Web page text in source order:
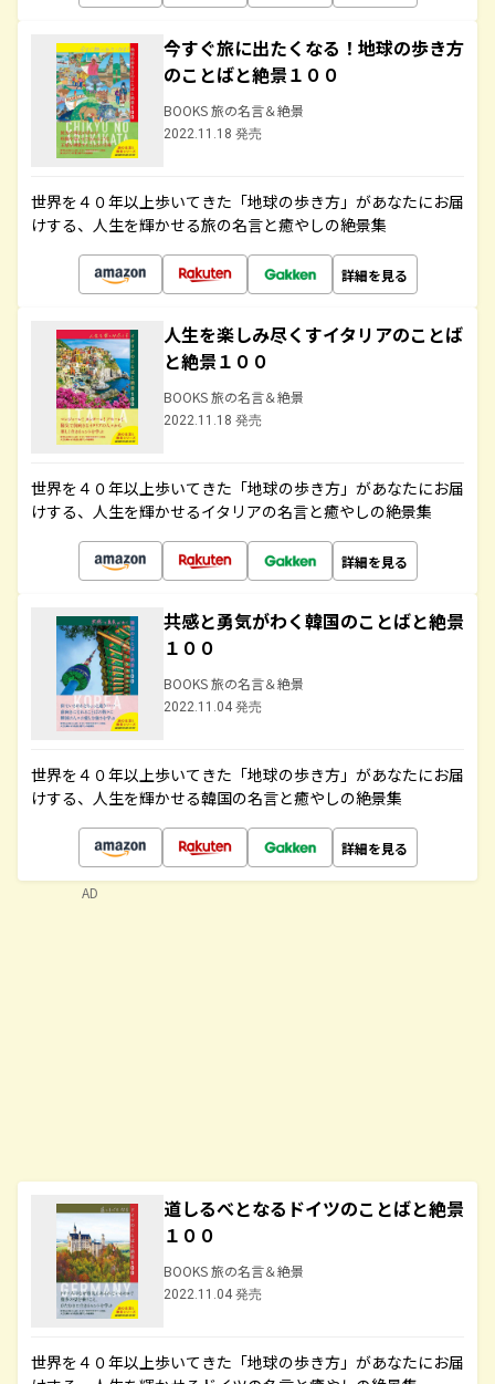
今すぐ旅に出たくなる！地球の歩き方
のことばと絶景１００
BOOKS 旅の名言＆絶景
2022.11.18 発売
世界を４０年以上歩いてきた「地球の歩き方」があなたにお届
けする、人生を輝かせる旅の名言と癒やしの絶景集
詳細を見る
人生を楽しみ尽くすイタリアのことば
と絶景１００
BOOKS 旅の名言＆絶景
2022.11.18 発売
世界を４０年以上歩いてきた「地球の歩き方」があなたにお届
けする、人生を輝かせるイタリアの名言と癒やしの絶景集
詳細を見る
共感と勇気がわく韓国のことばと絶景
１００
BOOKS 旅の名言＆絶景
2022.11.04 発売
世界を４０年以上歩いてきた「地球の歩き方」があなたにお届
けする、人生を輝かせる韓国の名言と癒やしの絶景集
詳細を見る
道しるべとなるドイツのことばと絶景
１００
BOOKS 旅の名言＆絶景
2022.11.04 発売
世界を４０年以上歩いてきた「地球の歩き方」があなたにお届
AD